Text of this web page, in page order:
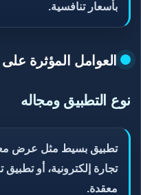
بأسعار تنافسية.
العوامل المؤثرة
نوع التطبيق ومجاله
تطبيق بسيط مثل عرض
تجارة إلكترونية، أو
معقدة.